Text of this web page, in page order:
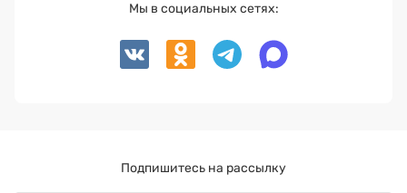
Мы в социальных сетях:
Подпишитесь на рассылку